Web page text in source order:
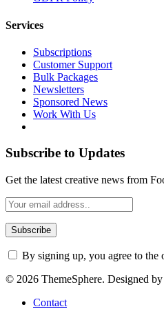
Services
Subscriptions
Customer Support
Bulk Packages
Newsletters
Sponsored News
Work With Us
Subscribe to Updates
Get the latest creative news from
By signing up, you agree to the
© 2026 ThemeSphere. Designed by
Contact